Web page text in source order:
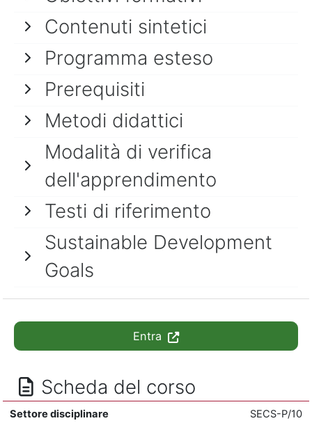
Contenuti sintetici
Programma esteso
Prerequisiti
Metodi didattici
Modalità di verifica
dell'apprendimento
Testi di riferimento
Sustainable Development
Goals
Entra
Scheda del corso
Settore disciplinare
SECS-P/10